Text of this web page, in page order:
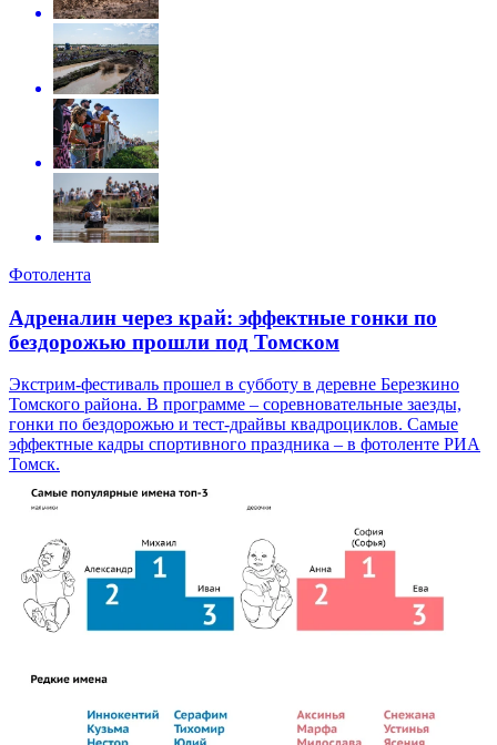
Фотолента
Адреналин через край: эффектные гонки по
бездорожью прошли под Томском
Экстрим-фестиваль прошел в субботу в деревне Березкино
Томского района. В программе – соревновательные заезды,
гонки по бездорожью и тест-драйвы квадроциклов. Самые
эффектные кадры спортивного праздника – в фотоленте РИА
Томск.